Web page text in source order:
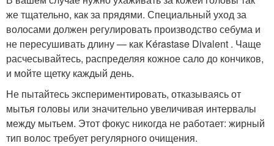
же тщательно, как за прядями. Специальный уход за
волосами должен регулировать производство себума и
не пересушивать длину — как Kérastase Divalent . Чаще
расчесывайтесь, распределяя кожное сало до кончиков,
и мойте щетку каждый день.
Не пытайтесь экспериментировать, отказываясь от
мытья головы или значительно увеличивая интервалы
между мытьем. Этот фокус никогда не работает: жирный
тип волос требует регулярного очищения.